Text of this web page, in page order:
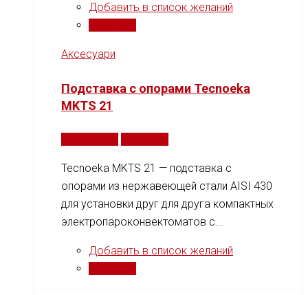
Добавить в список желаний
Аксесуари
Подставка с опорами Tecnoeka
MKTS 21
Tecnoeka MKTS 21 — подставка с
опорами из нержавеющей стали AISI 430
для установки друг для друга компактных
электропароконвектоматов с...
Добавить в список желаний